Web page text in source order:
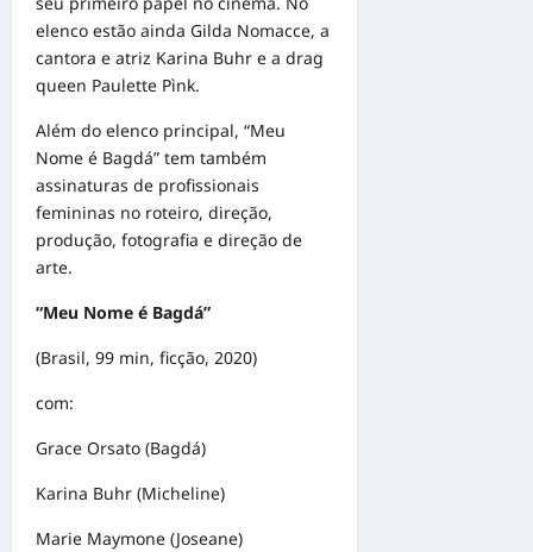
elenco estão ainda Gilda Nomacce, a
cantora e atriz Karina Buhr e a drag
queen Paulette Pìnk.
Além do elenco principal, “Meu
Nome é Bagdá” tem também
assinaturas de profissionais
femininas no roteiro, direção,
produção, fotografia e direção de
arte.
“Meu Nome é Bagdá”
(Brasil, 99 min, ficção, 2020)
com:
Grace Orsato (Bagdá)
Karina Buhr (Micheline)
Marie Maymone (Joseane)